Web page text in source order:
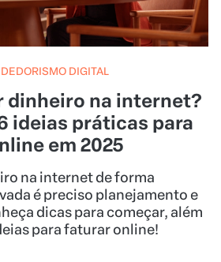
DIGITAL
dinheiro na internet?
ideias práticas para
em 2025
na internet de forma
é preciso planejamento e
dicas para começar, além
para faturar online!